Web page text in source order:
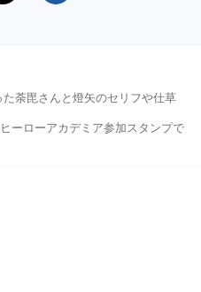
荼毘さんと燈矢のセリフや仕草
ーローアカデミア参加スタンプで